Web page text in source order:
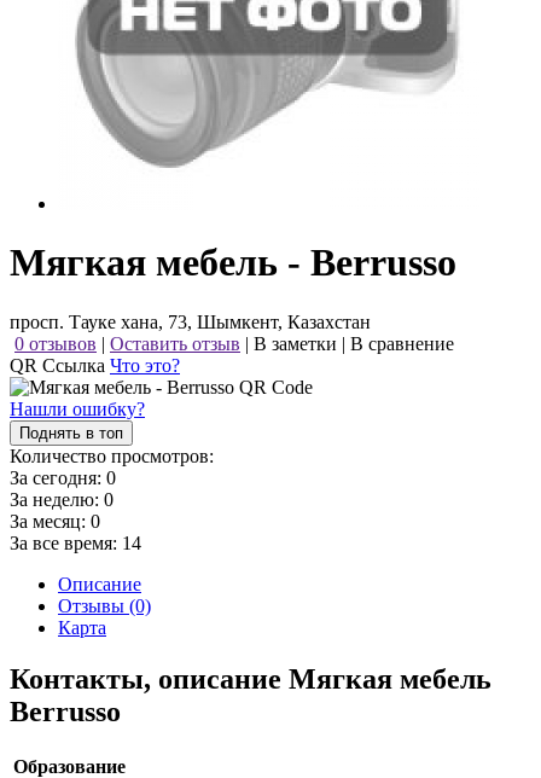
Мягкая мебель - Berrusso
просп. Тауке хана, 73, Шымкент, Казахстан
0 отзывов | Оставить отзыв | В заметки | В сравнение
QR Ссылка Что это?
Нашли ошибку?
Поднять в топ
Количество просмотров:
За сегодня: 0
За неделю: 0
За месяц: 0
За все время: 14
Описание
Отзывы (0)
Карта
Контакты, описание Мягкая мебель
Berrusso
Образование